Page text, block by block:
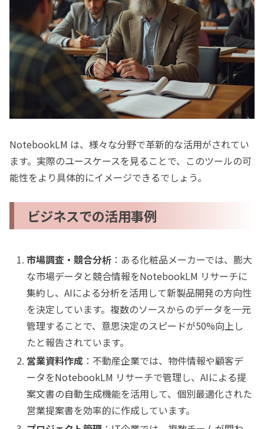
NotebookLM は、様々な分野で革新的な活用がされてい
ます。実際のユースケースを見ることで、このツールの可
能性をより具体的にイメージできるでしょう。
ビジネスでの活用事例
市場調査・競合分析 ：ある化粧品メーカーでは、膨大
な市場データと競合情報をNotebookLM リサーチに
集約し、AIによる分析を活用して新製品開発の方向性
を決定しています。複数のソースからのデータを一元
管理することで、意思決定のスピードが50%向上し
たと報告されています。
営業資料作成 ：不動産企業では、物件情報や顧客デ
ータをNotebookLM リサーチで管理し、AIによる提
案文書の自動生成機能を活用して、個別最適化された
営業提案書を効率的に作成しています。